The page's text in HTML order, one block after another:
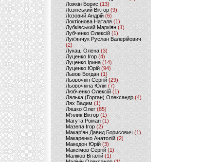
Ложкін Борис(13)
Лозінський Віктор(9)
Лозовий Андрій (6)
Локтіонова Наталя (1)
Лубківський Маркіян(1)
Лубченко Олексій (1)
Лук'янчук Руслан Валерійович
(2)
Лукаш Олена (3)
Луценко Ігор (4)
Луценко Ірина (14)
Луценко Юрій (94)
Львов Богдан (1)
Льовочкін Сергій (29)
Льовочкіна Юлія(7)
Любченко Олексій(1)
Лялька (Горган) Олександр(4)
Лях Вадим (1)
Ляшко Олег (85)
М'ялик Віктор(1)
Магута Роман(1)
Мазепа Ігор (2)
Макар'ян Давид Борисович(1)
Макаренко Анатолій (2)
Македон Юрій(3)
Максімов Сергій (1)
Маліков Віталій (1)